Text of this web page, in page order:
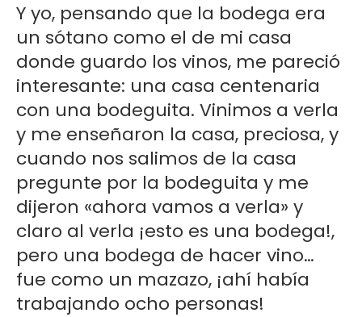
Y yo, pensando que la bodega era
un sótano como el de mi casa
donde guardo los vinos, me pareció
interesante: una casa centenaria
con una bodeguita. Vinimos a verla
y me enseñaron la casa, preciosa, y
cuando nos salimos de la casa
pregunte por la bodeguita y me
dijeron «ahora vamos a verla» y
claro al verla ¡esto es una bodega!,
pero una bodega de hacer vino…
fue como un mazazo, ¡ahí había
trabajando ocho personas!